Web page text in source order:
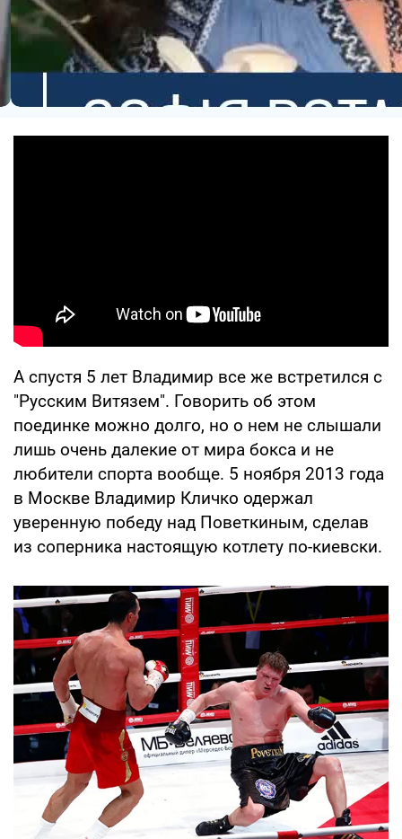
А спустя 5 лет Владимир все же встретился с
"Русским Витязем". Говорить об этом
поединке можно долго, но о нем не слышали
лишь очень далекие от мира бокса и не
любители спорта вообще. 5 ноября 2013 года
в Москве Владимир Кличко одержал
уверенную победу над Поветкиным, сделав
из соперника настоящую котлету по-киевски.